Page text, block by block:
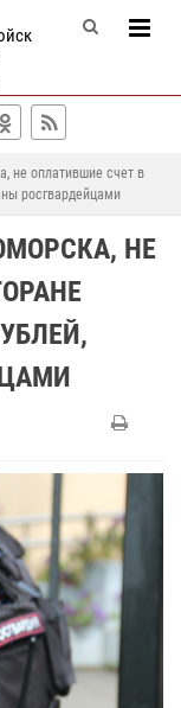
не оплатившие счет в
росгвардейцами
НЕ